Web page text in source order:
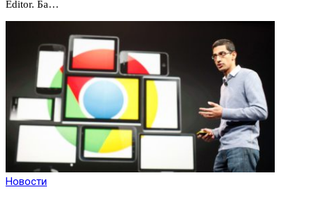
Editor. Ба…
Новости